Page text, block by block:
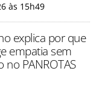
às 15h49
explica por que
empatia sem
no PANROTAS